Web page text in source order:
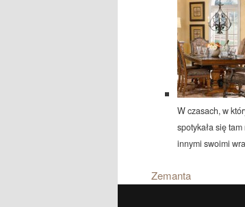
W czasach, w
spotykała się
innymi swoimi
Zemanta